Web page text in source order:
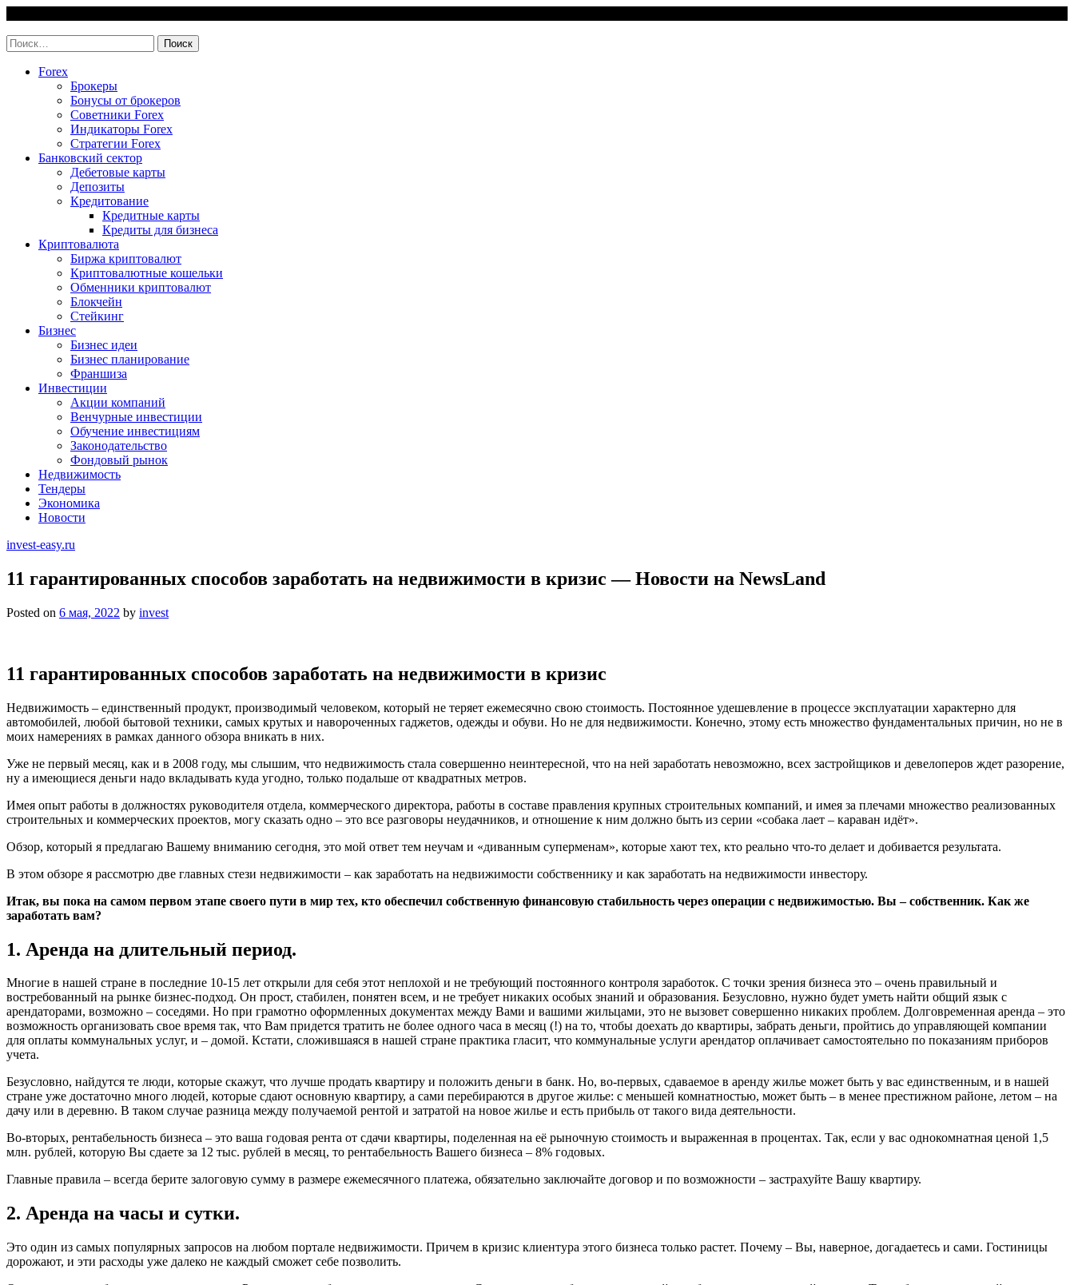
content
Найти:
Forex
Брокеры
Бонусы от брокеров
Советники Forex
Индикаторы Forex
Стратегии Forex
Банковский сектор
Дебетовые карты
Депозиты
Кредитование
Кредитные карты
Кредиты для бизнеса
Криптовалюта
Биржа криптовалют
Криптовалютные кошельки
Обменники криптовалют
Блокчейн
Стейкинг
Бизнес
Бизнес идеи
Бизнес планирование
Франшиза
Инвестиции
Акции компаний
Венчурные инвестиции
Обучение инвестициям
Законодательство
Фондовый рынок
Недвижимость
Тендеры
Экономика
Новости
invest-easy.ru
11 гарантированных способов заработать на недвижимости в кризис — Новости на NewsLand
Posted on 6 мая, 2022 by invest
11 гарантированных способов заработать на недвижимости в кризис
Недвижимость – единственный продукт, производимый человеком, который не теряет ежемесячно свою стоимость. Постоянное удешевление в процессе эксплуатации характерно для
автомобилей, любой бытовой техники, самых крутых и навороченных гаджетов, одежды и обуви. Но не для недвижимости. Конечно, этому есть множество фундаментальных причин, но не в
моих намерениях в рамках данного обзора вникать в них.
Уже не первый месяц, как и в 2008 году, мы слышим, что недвижимость стала совершенно неинтересной, что на ней заработать невозможно, всех застройщиков и девелоперов ждет разорение,
ну а имеющиеся деньги надо вкладывать куда угодно, только подальше от квадратных метров.
Имея опыт работы в должностях руководителя отдела, коммерческого директора, работы в составе правления крупных строительных компаний, и имея за плечами множество реализованных
строительных и коммерческих проектов, могу сказать одно – это все разговоры неудачников, и отношение к ним должно быть из серии «собака лает – караван идёт».
Обзор, который я предлагаю Вашему вниманию сегодня, это мой ответ тем неучам и «диванным суперменам», которые хают тех, кто реально что-то делает и добивается результата.
В этом обзоре я рассмотрю две главных стези недвижимости – как заработать на недвижимости собственнику и как заработать на недвижимости инвестору.
Итак, вы пока на самом первом этапе своего пути в мир тех, кто обеспечил собственную финансовую стабильность через операции с недвижимостью. Вы – собственник. Как же
заработать вам?
1. Аренда на длительный период.
Многие в нашей стране в последние 10-15 лет открыли для себя этот неплохой и не требующий постоянного контроля заработок. С точки зрения бизнеса это – очень правильный и
востребованный на рынке бизнес-подход. Он прост, стабилен, понятен всем, и не требует никаких особых знаний и образования. Безусловно, нужно будет уметь найти общий язык с
арендаторами, возможно – соседями. Но при грамотно оформленных документах между Вами и вашими жильцами, это не вызовет совершенно никаких проблем. Долговременная аренда – это
возможность организовать свое время так, что Вам придется тратить не более одного часа в месяц (!) на то, чтобы доехать до квартиры, забрать деньги, пройтись до управляющей компании
для оплаты коммунальных услуг, и – домой. Кстати, сложившаяся в нашей стране практика гласит, что коммунальные услуги арендатор оплачивает самостоятельно по показаниям приборов
учета.
Безусловно, найдутся те люди, которые скажут, что лучше продать квартиру и положить деньги в банк. Но, во-первых, сдаваемое в аренду жилье может быть у вас единственным, и в нашей
стране уже достаточно много людей, которые сдают основную квартиру, а сами перебираются в другое жилье: с меньшей комнатностью, может быть – в менее престижном районе, летом – на
дачу или в деревню. В таком случае разница между получаемой рентой и затратой на новое жилье и есть прибыль от такого вида деятельности.
Во-вторых, рентабельность бизнеса – это ваша годовая рента от сдачи квартиры, поделенная на её рыночную стоимость и выраженная в процентах. Так, если у вас однокомнатная ценой 1,5
млн. рублей, которую Вы сдаете за 12 тыс. рублей в месяц, то рентабельность Вашего бизнеса – 8% годовых.
Главные правила – всегда берите залоговую сумму в размере ежемесячного платежа, обязательно заключайте договор и по возможности – застрахуйте Вашу квартиру.
2. Аренда на часы и сутки.
Это один из самых популярных запросов на любом портале недвижимости. Причем в кризис клиентура этого бизнеса только растет. Почему – Вы, наверное, догадаетесь и сами. Гостиницы
дорожают, и эти расходы уже далеко не каждый сможет себе позволить.